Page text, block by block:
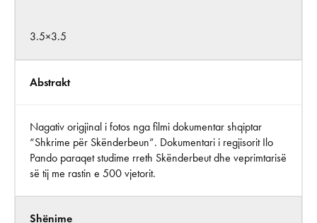
3.5×3.5
Abstrakt
Nagativ origjinal i fotos nga filmi dokumentar shqiptar
“Shkrime për Skënderbeun”. Dokumentari i regjisorit Ilo
Pando paraqet studime rreth Skënderbeut dhe veprimtarisë
së tij me rastin e 500 vjetorit.
Shënime